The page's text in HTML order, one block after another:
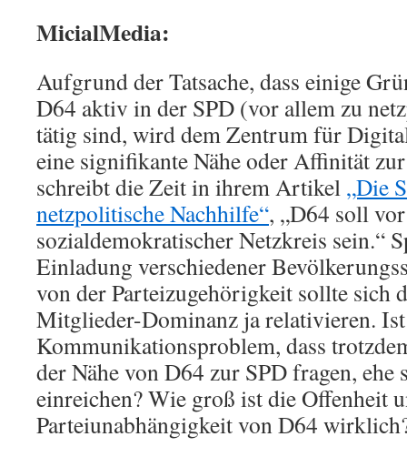
MicialMedia:
Aufgrund der Tatsache, dass einige
D64 aktiv in der SPD (vor allem zu
tätig sind, wird dem Zentrum für
eine signifikante Nähe oder Affinität
schreibt die Zeit in ihrem Artikel „Die
netzpolitische Nachhilfe“, „D64 soll
sozialdemokratischer Netzkreis sein.“
Einladung verschiedener
von der Parteizugehörigkeit sollte sich
Mitglieder-Dominanz ja relativieren.
Kommunikationsproblem, dass
der Nähe von D64 zur SPD fragen,
einreichen? Wie groß ist die Offenheit
Parteiunabhängigkeit von D64